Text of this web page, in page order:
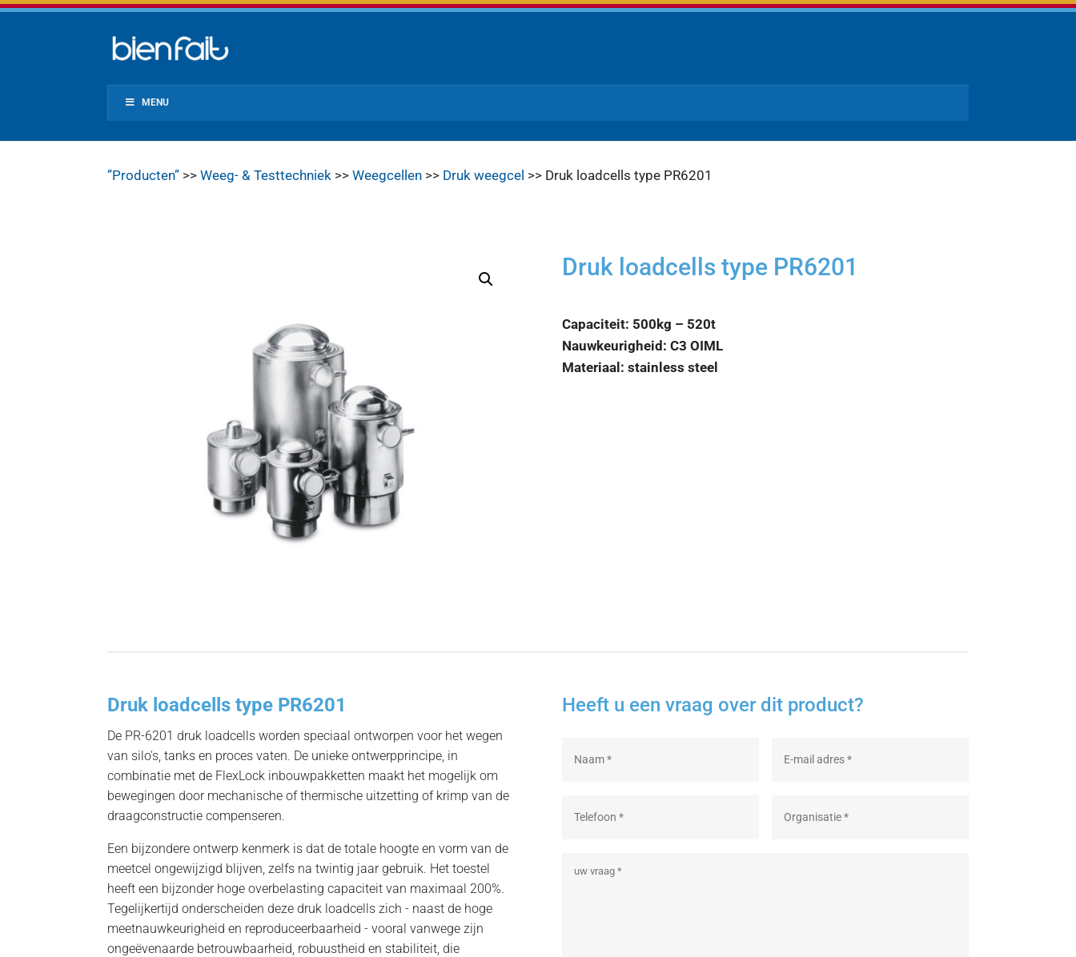
MENU
”Producten” >>Weeg- & Testtechniek >>Weegcellen >> Druk weegcel >> Druk loadcells type PR6201
Druk loadcells type PR6201
Capaciteit: 500kg – 520t
Nauwkeurigheid: C3 OIML
Materiaal: stainless steel
Druk loadcells type PR6201
De PR-6201 druk loadcells worden speciaal ontworpen voor het wegen
van silo's, tanks en proces vaten. De unieke ontwerpprincipe, in
combinatie met de FlexLock inbouwpakketten maakt het mogelijk om
bewegingen door mechanische of thermische uitzetting of krimp van de
draagconstructie compenseren.
Een bijzondere ontwerp kenmerk is dat de totale hoogte en vorm van de
meetcel ongewijzigd blijven, zelfs na twintig jaar gebruik. Het toestel
heeft een bijzonder hoge overbelasting capaciteit van maximaal 200%.
Tegelijkertijd onderscheiden deze druk loadcells zich - naast de hoge
meetnauwkeurigheid en reproduceerbaarheid - vooral vanwege zijn
ongeëvenaarde betrouwbaarheid, robuustheid en stabiliteit, die
Heeft u een vraag over dit product?